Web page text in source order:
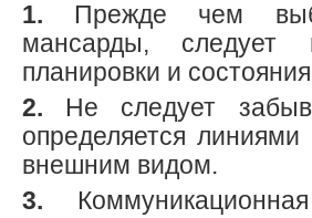
1. Прежде чем
мансарды, следует
планировки и
2. Не следует
определяется
внешним видом.
3.